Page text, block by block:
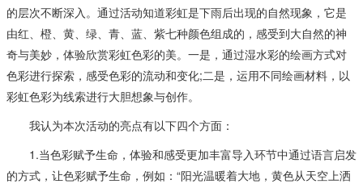
的层次不断深入。通过活动知道彩虹是下雨后出现的自然现象，它是
由红、橙、黄、绿、青、蓝、紫七种颜色组成的，感受到大自然的神
奇与美妙，体验欣赏彩虹色彩的美。一是，通过湿水彩的绘画方式对
色彩进行探索，感受色彩的流动和变化;二是，运用不同绘画材料，以
彩虹色彩为线索进行大胆想象与创作。
我认为本次活动的亮点有以下四个方面：
1.当色彩赋予生命，体验和感受更加丰富导入环节中通过语言启发
的方式，让色彩赋予生命，例如：“阳光温暖着大地，黄色从天空上洒